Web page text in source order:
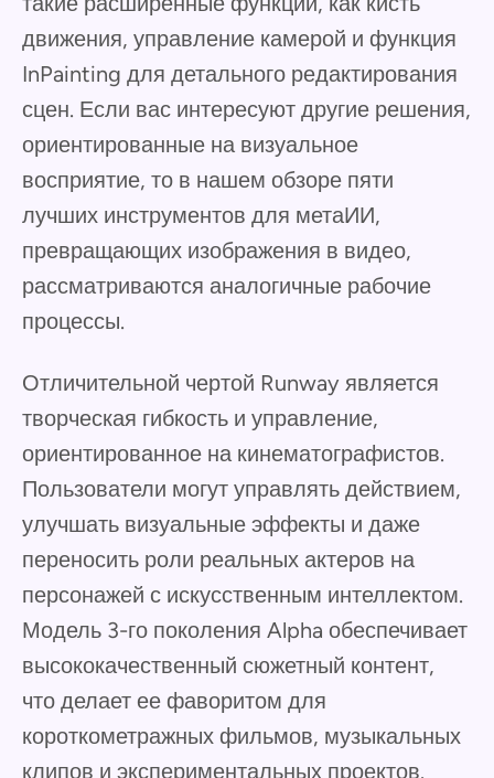
движения, управление камерой и функция
InPainting для детального редактирования
сцен. Если вас интересуют другие решения,
ориентированные на визуальное
восприятие, то в нашем обзоре пяти
лучших инструментов для метаИИ,
превращающих изображения в видео,
рассматриваются аналогичные рабочие
процессы.
Отличительной чертой Runway является
творческая гибкость и управление,
ориентированное на кинематографистов.
Пользователи могут управлять действием,
улучшать визуальные эффекты и даже
переносить роли реальных актеров на
персонажей с искусственным интеллектом.
Модель 3-го поколения Alpha обеспечивает
высококачественный сюжетный контент,
что делает ее фаворитом для
короткометражных фильмов, музыкальных
клипов и экспериментальных проектов.